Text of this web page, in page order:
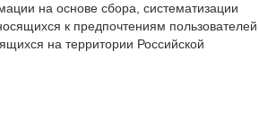
на основе сбора, систематизации
к предпочтениям пользователей
на территории Российской